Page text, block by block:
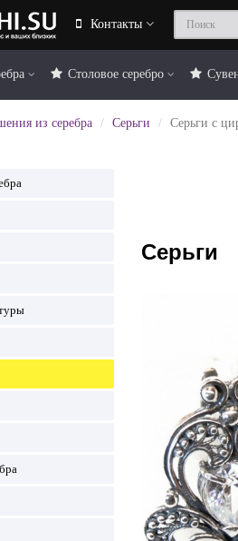
Контакты
Столовое серебро
из серебра Серьги Серьги с
Серьги